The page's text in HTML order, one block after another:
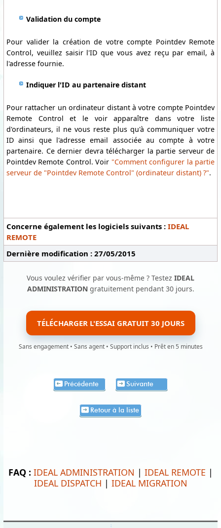
Validation du compte
Pour valider la création de votre compte Pointdev Remote
Control, veuillez saisir l'ID que vous avez reçu par email, à
l'adresse fournie.
Indiquer l'ID au partenaire distant
Pour rattacher un ordinateur distant à votre compte Pointdev
Remote Control et le voir apparaître dans votre liste
d'ordinateurs, il ne vous reste plus qu'à communiquer votre
ID ainsi que l'adresse email associée au compte à votre
partenaire. Ce dernier devra télécharger la partie serveur de
Pointdev Remote Control. Voir "Comment configurer la partie
serveur de "Pointdev Remote Control" (ordinateur distant) ?".
Concerne également les logiciels suivants : IDEAL
REMOTE
Dernière modification : 27/05/2015
Vous voulez vérifier par vous-même ? Testez IDEAL
ADMINISTRATIONgratuitement pendant 30 jours.
TÉLÉCHARGER L'ESSAI GRATUIT 30 JOURS
Sans engagement • Sans agent • Support inclus • Prêt en 5 minutes
Précédente Suivante
Retour à la liste
FAQ : IDEAL ADMINISTRATION | IDEAL REMOTE |
IDEAL DISPATCH | IDEAL MIGRATION